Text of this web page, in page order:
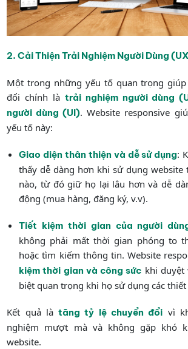
2. Cải Thiện Trải Nghiệm Người Dùng
Một trong những yếu tố quan trọng
đổi chính là trải nghiệm người dùng
người dùng (UI). Website responsive
yếu tố này:
Giao diện thân thiện và dễ sử dụng:
thấy dễ dàng hơn khi sử dụng website
nào, từ đó giữ họ lại lâu hơn và dễ
động (mua hàng, đăng ký, v.v).
Tiết kiệm thời gian của người
không phải mất thời gian phóng to
hoặc tìm kiếm thông tin. Website
kiệm thời gian và công sức khi duyệt
biệt quan trọng khi họ sử dụng các
Kết quả làtăng tỷ lệ chuyển đổi vì
nghiệm mượt mà và không gặp khó
website.